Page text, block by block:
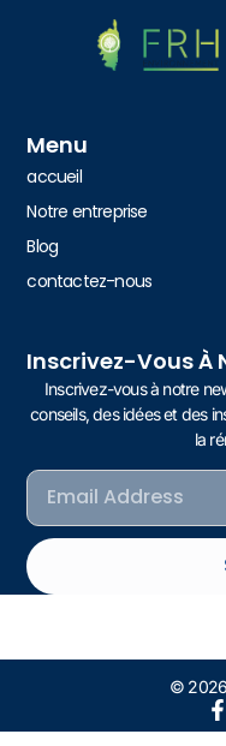
Menu
accueil
Notre entreprise
Blog
contactez-nous
Inscrivez-Vous À
Inscrivez-vous à notre
conseils, des idées et des
la
© 2026